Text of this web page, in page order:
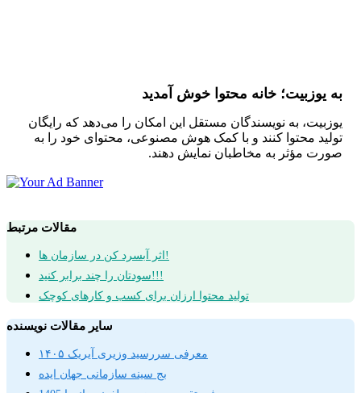
به یوزبیت؛ خانه محتوا خوش آمدید
یوزبیت، به نویسندگان مستقل این امکان را می‌دهد که رایگان
تولید محتوا کنند و با کمک هوش مصنوعی، محتوای خود را به
صورت مؤثر به مخاطبان نمایش دهند.
مقالات مرتبط
اثر آبسرد کن در سازمان ها!
سودتان را چند برابر کنید!!!
تولید محتوا ارزان برای کسب و کارهای کوچک
سایر مقالات نویسنده
معرفی سررسید وزیری آیریک ۱۴۰۵
بج سینه سازمانی جهان ایده